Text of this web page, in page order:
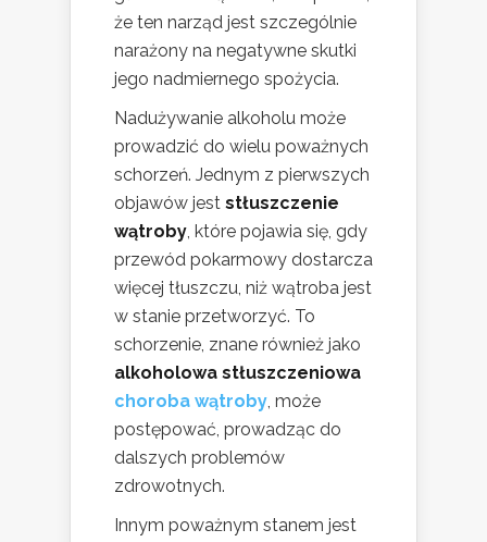
że ten narząd jest szczególnie
narażony na negatywne skutki
jego nadmiernego spożycia.
Nadużywanie alkoholu może
prowadzić do wielu poważnych
schorzeń. Jednym z pierwszych
objawów jest stłuszczenie
wątroby, które pojawia się, gdy
przewód pokarmowy dostarcza
więcej tłuszczu, niż wątroba jest
w stanie przetworzyć. To
schorzenie, znane również jako
alkoholowa stłuszczeniowa
choroba wątroby, może
postępować, prowadząc do
dalszych problemów
zdrowotnych.
Innym poważnym stanem jest